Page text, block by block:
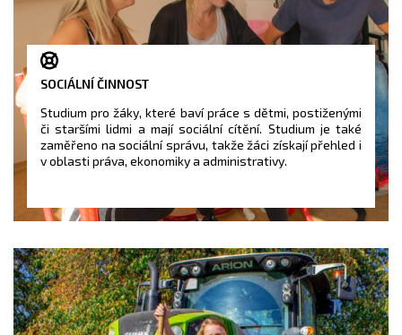
SOCIÁLNÍ ČINNOST
Studium pro žáky, které baví práce s dětmi, postiženými
či staršími lidmi a mají sociální cítění. Studium je také
zaměřeno na sociální správu, takže žáci získají přehled i
v oblasti práva, ekonomiky a administrativy.